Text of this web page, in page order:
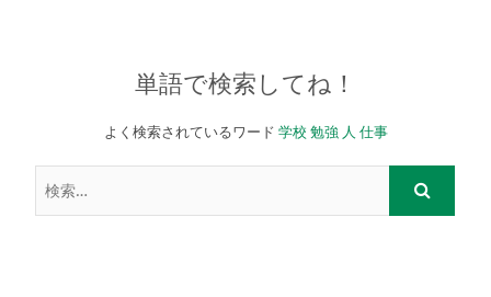
単語で検索してね！
よく検索されているワード 学校 勉強 人 仕事